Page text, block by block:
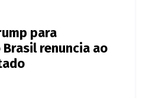
para
renuncia ao